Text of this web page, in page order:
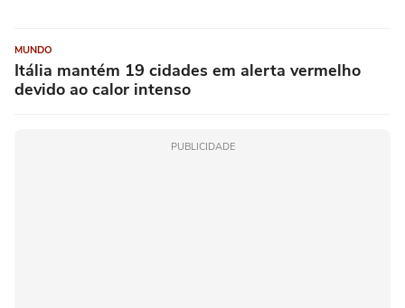
MUNDO
Itália mantém 19 cidades em alerta vermelho
devido ao calor intenso
PUBLICIDADE